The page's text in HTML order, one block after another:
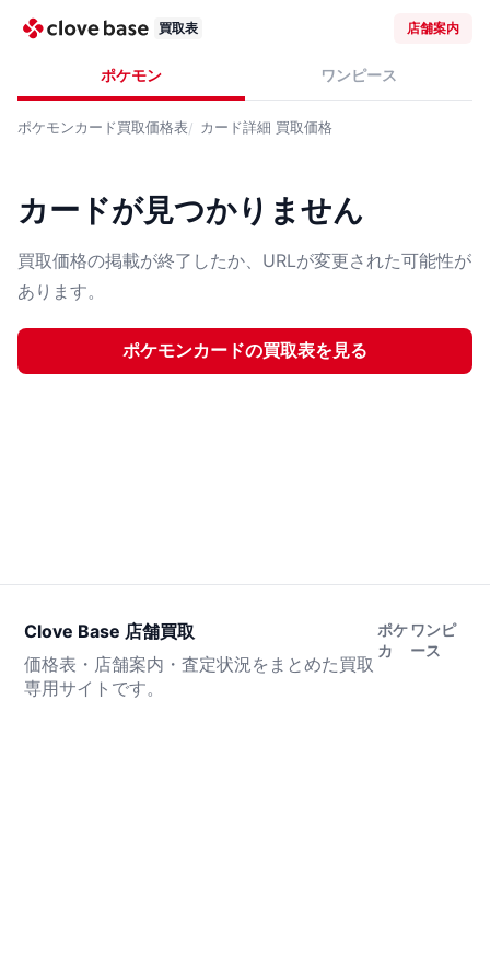
買取表 店舗案内
ポケモン ワンピース
ポケモンカード買取価格表 カード詳細 買取価格
カードが見つかりません
買取価格の掲載が終了したか、URLが変更された可能性が
あります。
ポケモンカードの買取表を見る
Clove Base 店舗買取
価格表・店舗案内・査定状況をまとめた買取
専用サイトです。
ポケ
カ
ワンピ
ース